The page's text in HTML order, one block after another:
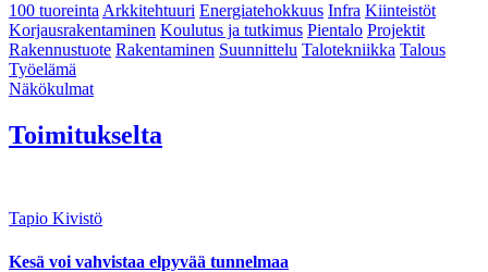
100 tuoreintaArkkitehtuuri Energiatehokkuus Infra Kiinteistöt
Korjausrakentaminen Koulutus ja tutkimus Pientalo Projektit
Rakennustuote Rakentaminen Suunnittelu Talotekniikka Talous
Työelämä
Näkökulmat
Toimitukselta
Tapio Kivistö
Kesä voi vahvistaa elpyvää tunnelmaa